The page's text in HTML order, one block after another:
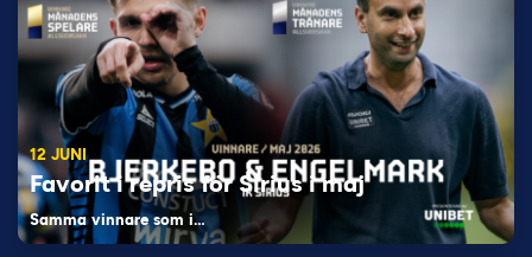
12 JUNI
Favorit i repris för Sirius i maj
Samma vinnare som i…